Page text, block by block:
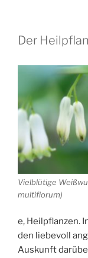
Der
Vielblütige
multiflorum)
e, Heilpflanzen.
den liebevoll
Auskunft